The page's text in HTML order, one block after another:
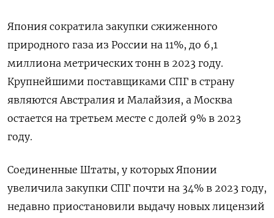
Япония сократила закупки сжиженного
природного газа из России на 11%, до 6,1
миллиона метрических тонн в 2023 году.
Крупнейшими поставщиками СПГ в страну
являются Австралия и Малайзия, а Москва
остается на третьем месте с долей 9% в 2023
году.
Соединенные Штаты, у которых Японии
увеличила закупки СПГ почти на 34% в 2023 году,
недавно приостановили выдачу новых лицензий